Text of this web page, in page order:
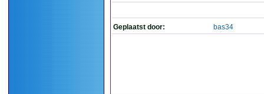
Geplaatst door: bas34